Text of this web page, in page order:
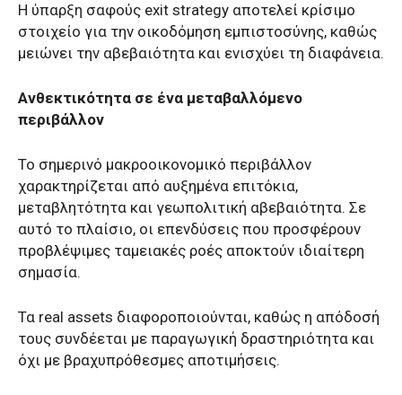
Η ύπαρξη σαφούς exit strategy αποτελεί κρίσιμο
στοιχείο για την οικοδόμηση εμπιστοσύνης, καθώς
μειώνει την αβεβαιότητα και ενισχύει τη διαφάνεια.
Ανθεκτικότητα σε ένα μεταβαλλόμενο
περιβάλλον
Το σημερινό μακροοικονομικό περιβάλλον
χαρακτηρίζεται από αυξημένα επιτόκια,
μεταβλητότητα και γεωπολιτική αβεβαιότητα. Σε
αυτό το πλαίσιο, οι επενδύσεις που προσφέρουν
προβλέψιμες ταμειακές ροές αποκτούν ιδιαίτερη
σημασία.
Τα real assets διαφοροποιούνται, καθώς η απόδοσή
τους συνδέεται με παραγωγική δραστηριότητα και
όχι με βραχυπρόθεσμες αποτιμήσεις.